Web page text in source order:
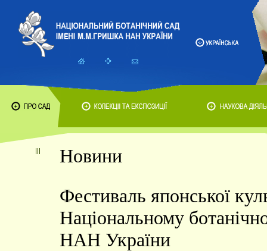
Новини
Фестиваль японської
Національному
НАН України